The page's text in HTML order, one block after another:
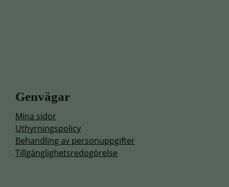
Genvägar
Mina sidor
Uthyrningspolicy
Behandling av personuppgifter
Tillgänglighetsredogörelse